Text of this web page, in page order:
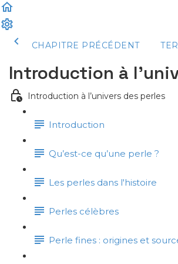
CHAPITRE PRÉCÉDENT
Introduction à
Introduction à l’univers des perles
Introduction
Qu’est-ce qu’une perle ?
Les perles dans l'histoire
Perles célèbres
Perle fines : origines et